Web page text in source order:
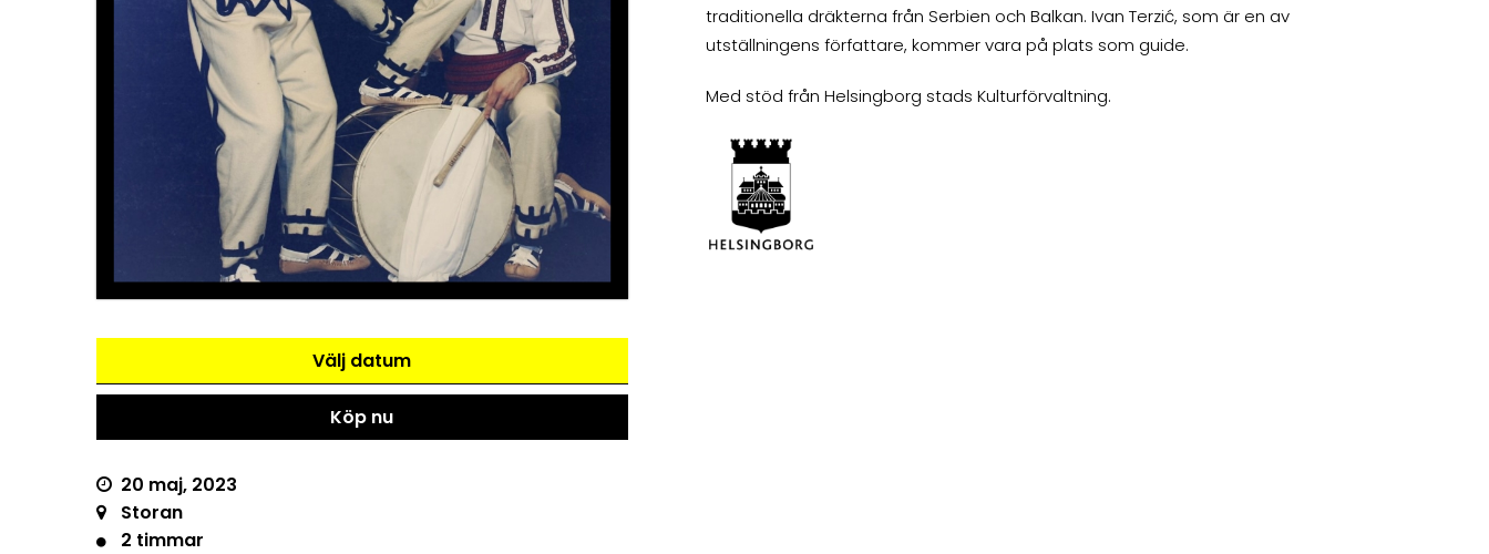
Välj datum
Köp nu
20 maj, 2023
Storan
2 timmar
traditionella dräkterna från Serbien och Balkan. Ivan Terzić, som är en av
utställningens författare, kommer vara på plats som guide.
Med stöd från Helsingborg stads Kulturförvaltning.